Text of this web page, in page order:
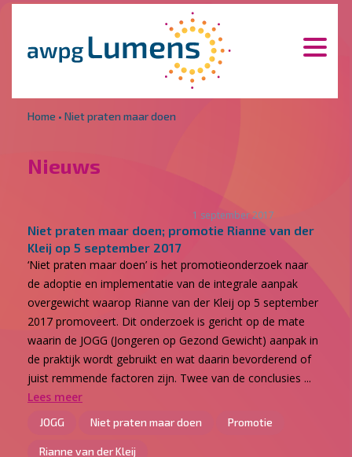
Home • Niet praten maar doen
Nieuws
1 september 2017
Niet praten maar doen; promotie Rianne van der
Kleij op 5 september 2017
‘Niet praten maar doen’ is het promotieonderzoek naar
de adoptie en implementatie van de integrale aanpak
overgewicht waarop Rianne van der Kleij op 5 september
2017 promoveert. Dit onderzoek is gericht op de mate
waarin de JOGG (Jongeren op Gezond Gewicht) aanpak in
de praktijk wordt gebruikt en wat daarin bevorderend of
juist remmende factoren zijn. Twee van de conclusies ...
Lees meer
JOGG Niet praten maar doen Promotie
Rianne van der Kleij